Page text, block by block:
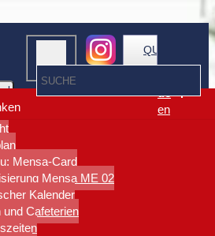
Mensa-Card
Mensa ME 02
Kalender
und Cafeterien
QUICKLINKS
de
en